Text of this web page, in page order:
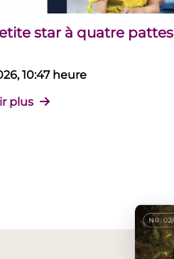
star à quatre pattes
10:47 heure
plus